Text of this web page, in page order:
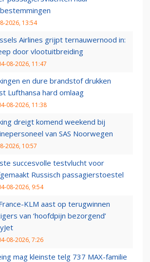
2026, 13:54
Airlines grijpt ternauwernood in:
door vlootuitbreiding
08-2026, 11:47
en dure brandstof drukken
Lufthansa hard omlaag
08-2026, 11:38
dreigt komend weekend bij
van SAS Noorwegen
2026, 10:57
succesvolle testvlucht voor
Russisch passagierstoestel
08-2026, 9:54
KLM aast op terugwinnen
van ‘hoofdpijn bezorgend’
08-2026, 7:26
mag kleinste telg 737 MAX-familie